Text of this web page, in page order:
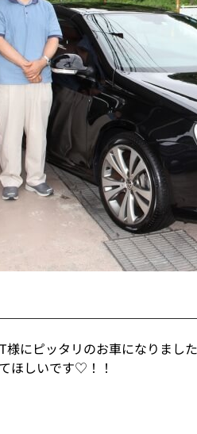
様にピッタリのお車になりまし
ほしいです♡！！